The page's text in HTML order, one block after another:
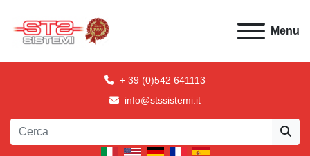
Menu
+ 39 (0)542 641113
info@stssistemi.it